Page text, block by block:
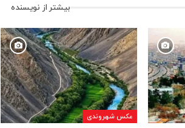
بیشتر از نویسنده
عکس شهروندی